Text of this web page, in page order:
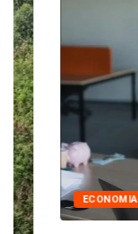
ECONOMIA